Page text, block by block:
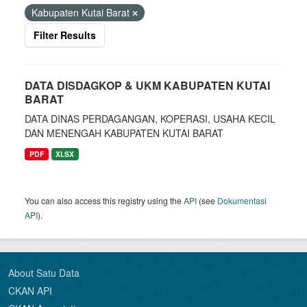
Kabupaten Kutai Barat
Filter Results
DATA DISDAGKOP & UKM KABUPATEN KUTAI
BARAT
DATA DINAS PERDAGANGAN, KOPERASI, USAHA KECIL
DAN MENENGAH KABUPATEN KUTAI BARAT
PDF XLSX
You can also access this registry using theAPI (see Dokumentasi
API).
About Satu Data
CKAN API